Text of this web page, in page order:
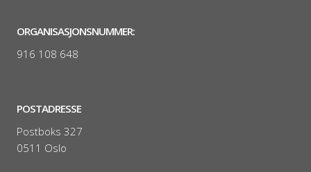
ORGANISASJONSNUMMER:
916 108 648
POSTADRESSE
Postboks 327
0511 Oslo